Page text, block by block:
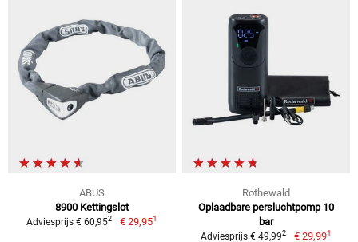
ABUS
8900 Kettingslot
Adviesprijs € 60,952 € 29,951
Rothewald
Oplaadbare persluchtpomp 10
bar
Adviesprijs € 49,992 € 29,991